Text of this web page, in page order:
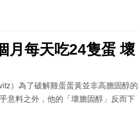
月每天吃24隻蛋 壞
）為了破解雞蛋蛋黃並非高膽固醇的
意料之外，他的「壞膽固醇」反而下